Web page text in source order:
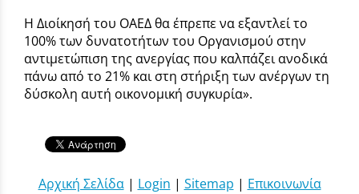
Η Διοίκησή του ΟΑΕΔ θα έπρεπε να εξαντλεί το
100% των δυνατοτήτων του Οργανισμού στην
αντιμετώπιση της ανεργίας που καλπάζει ανοδικά
πάνω από το 21% και στη στήριξη των ανέργων τη
δύσκολη αυτή οικονομική συγκυρία».
Αρχική Σελίδα| Login | Sitemap | Επικοινωνία